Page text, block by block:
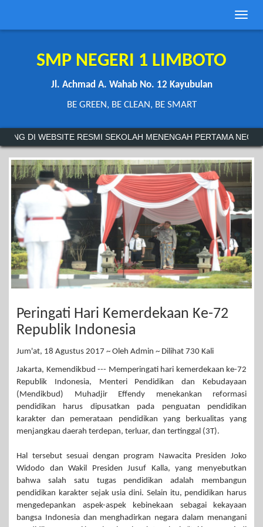
Toggle
SMP NEGERI 1 LIMBOTO
Jl. Achmad A. Wahab No. 12 Kayubulan
BE GREEN, BE CLEAN, BE SMART
WEBSITE RESMI SEKOLAH MENENGAH PERTAMA NEGERI 1
Peringati Hari Kemerdekaan Ke-72
Republik Indonesia
Jum'at, 18 Agustus 2017 ~ Oleh Admin ~ Dilihat 730 Kali
Jakarta, Kemendikbud --- Memperingati hari kemerdekaan ke-72
Republik Indonesia, Menteri Pendidikan dan Kebudayaan
(Mendikbud) Muhadjir Effendy menekankan reformasi
pendidikan harus dipusatkan pada penguatan pendidikan
karakter dan pemerataan pendidikan yang berkualitas yang
menjangkau daerah terdepan, terluar, dan tertinggal (3T).
Hal tersebut sesuai dengan program Nawacita Presiden Joko
Widodo dan Wakil Presiden Jusuf Kalla, yang menyebutkan
bahwa salah satu tugas pendidikan adalah membangun
pendidikan karakter sejak usia dini. Selain itu, pendidikan harus
mengedepankan aspek-aspek kebinekaan sebagai kekayaan
bangsa Indonesia dan menghadirkan negara dalam menangani